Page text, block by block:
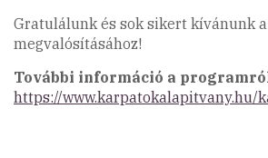
Gratulálunk és sok sikert kívánunk
megvalósításához!
További információ a
https://